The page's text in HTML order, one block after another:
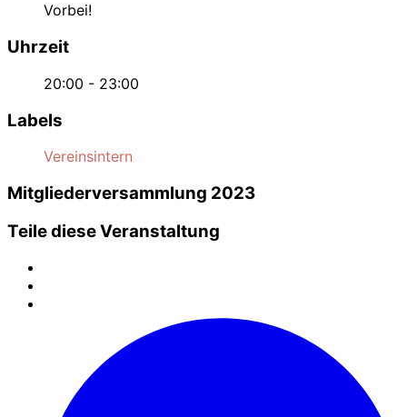
Vorbei!
Uhrzeit
20:00 - 23:00
Labels
Vereinsintern
Mitgliederversammlung 2023
Teile diese Veranstaltung